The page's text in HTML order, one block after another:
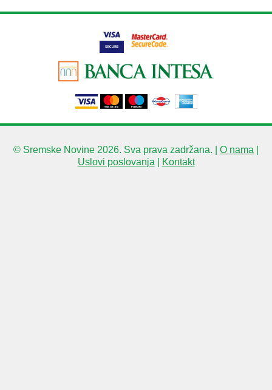
© Sremske Novine 2026. Sva prava zadržana. | O nama
Uslovi poslovanja
Kontakt